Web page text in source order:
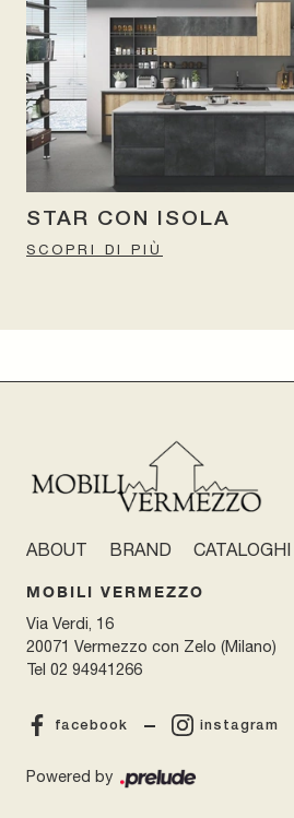
STAR CON ISOLA
SCOPRI DI PIÙ
ABOUT BRAND CATALOGHI
MOBILI VERMEZZO
Via Verdi, 16
20071 Vermezzo con Zelo (Milano)
Tel 02 94941266
facebook instagram
Powered by